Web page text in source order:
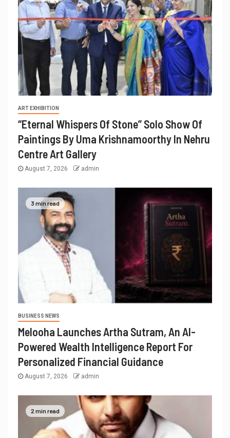
ART EXHIBITION
“Eternal Whispers Of Stone” Solo Show Of
Paintings By Uma Krishnamoorthy In Nehru
Centre Art Gallery
August 7, 2026 admin
3 min read
BUSINESS NEWS
Melooha Launches Artha Sutram, An AI-
Powered Wealth Intelligence Report For
Personalized Financial Guidance
August 7, 2026 admin
2 min read